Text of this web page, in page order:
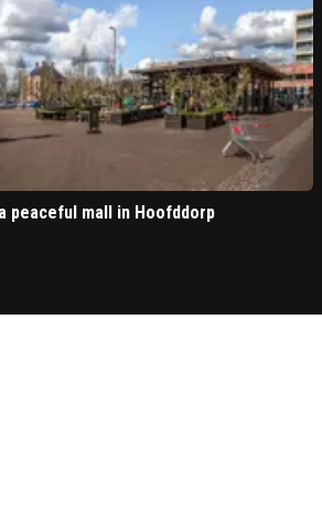
peaceful mall in Hoofddorp